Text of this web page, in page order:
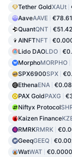
Tether GoldXAUt
AaveAAVE €78.61
QuantQNT €51.42
AINFTNFT
Lido DAOLDO
MorphoMORPHO
SPX6900SPX
EthenaENA
PAX GoldPAXG
Niftyx Protocol
Kaizen Finance
RMRKRMRK
GeeqGEEQ
WatWAT